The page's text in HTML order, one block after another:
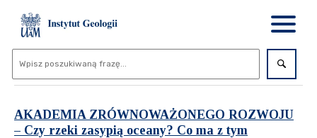
AKADEMIA ZRÓWNOWAŻONEGO ROZWOJU
– Czy rzeki zasypią oceany? Co ma z tym